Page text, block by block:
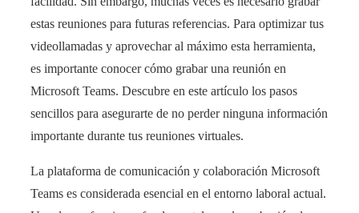
estas reuniones para futuras referencias. Para optimizar tus
videollamadas y aprovechar al máximo esta herramienta,
es importante conocer cómo grabar una reunión en
Microsoft Teams. Descubre en este artículo los pasos
sencillos para asegurarte de no perder ninguna información
importante durante tus reuniones virtuales.
La plataforma de comunicación y colaboración Microsoft
Teams es considerada esencial en el entorno laboral actual.